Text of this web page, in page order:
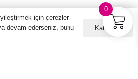
0
için çerezler
devam ederseniz, bunu
Kabul ET